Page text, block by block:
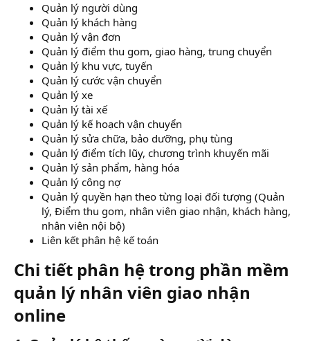
Quản lý người dùng
Quản lý khách hàng
Quản lý vận đơn
Quản lý điểm thu gom, giao hàng, trung chuyển
Quản lý khu vực, tuyến
Quản lý cước vận chuyển
Quản lý xe
Quản lý tài xế
Quản lý kế hoạch vận chuyển
Quản lý sửa chữa, bảo dưỡng, phụ tùng
Quản lý điểm tích lũy, chương trình khuyến mãi
Quản lý sản phẩm, hàng hóa
Quản lý công nợ
Quản lý quyền hạn theo từng loại đối tượng (Quản
lý, Điểm thu gom, nhân viên giao nhận, khách hàng,
nhân viên nội bộ)
Liên kết phân hệ kế toán
Chi tiết phân hệ trong phần mềm
quản lý nhân viên giao nhận
online